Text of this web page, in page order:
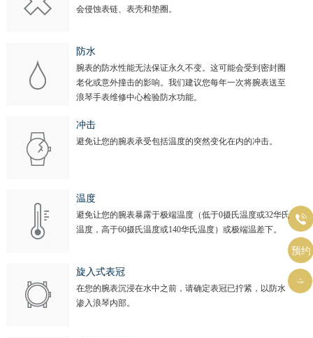
会侵蚀表链、表壳和垫圈。
防水
腕表的防水性能无法保证永久不变。这可能会受到密封圈
老化或意外撞击的影响。我们建议您每年一次将腕表送至
浪琴手表维修中心检验防水功能。
冲击
避免让您的腕表承受包括温度的突然变化在内的冲击。
温度
避免让您的腕表暴露于极端温度（低于0摄氏温度或32华氏
温度，高于60摄氏温度或140华氏温度）或极端温差下。
旋入式表冠
在您的腕表沉浸在水中之前，请确定表冠已拧紧，以防水
渗入浪琴内部。

预约
